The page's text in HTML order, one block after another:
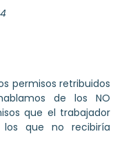
permisos retribuidos
de los NO
que el trabajador
que no recibiría